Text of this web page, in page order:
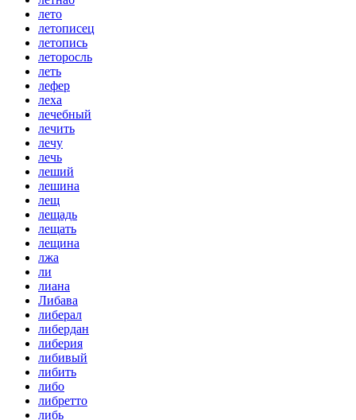
лето
летописец
летопись
леторосль
леть
лефер
леха
лечебный
лечить
лечу
лечь
леший
лешина
лещ
лещадь
лещать
лещина
лжа
ли
лиана
Либава
либерал
либердан
либерия
либивый
либить
либо
либретто
либь